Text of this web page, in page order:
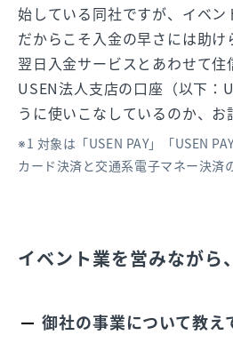
始している同社ですが、イベン
だからこそ入金の早さには助け
翌日入金サービスとあわせて
USEN法人支店の口座（以下：
うに使いこなしているのか、お
※1 対象は「USEN PAY」「USEN
カード決済と交通系電子マネー決済
イベント業を営みながら
御社の事業について教え